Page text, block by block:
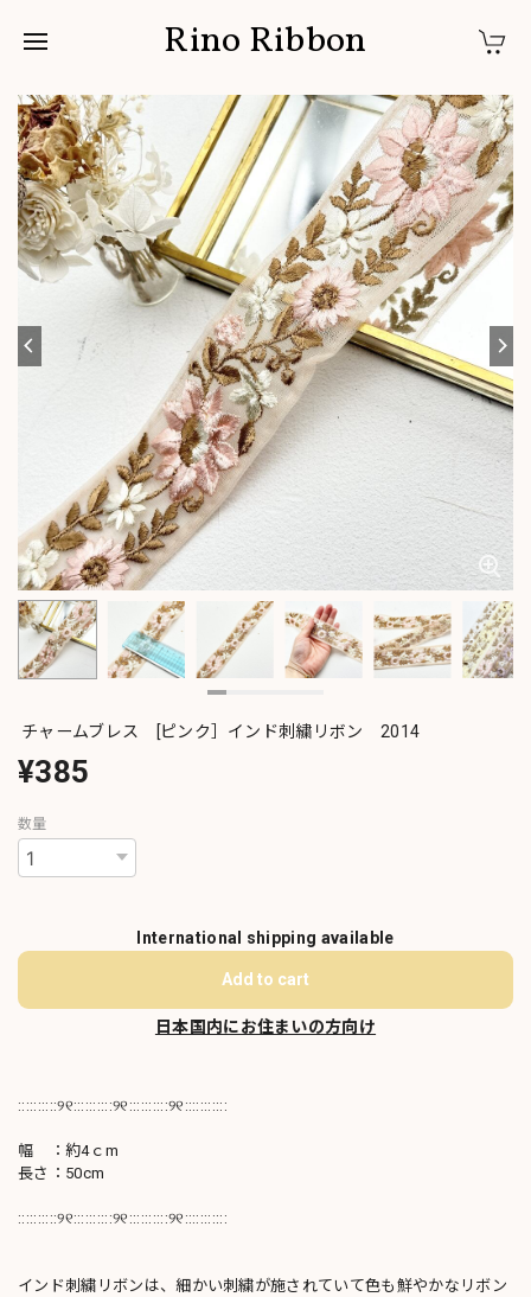
Rino Ribbon
チャームブレス [ピンク］インド刺繍リボン 2014
¥385
数量
International shipping available
Add to cart
日本国内にお住まいの方向け
::::::::::୨୧::::::::::୨୧::::::::::୨୧:::::::::::
幅 ：約4ｃm
長さ：50cm
::::::::::୨୧::::::::::୨୧::::::::::୨୧:::::::::::
インド刺繍リボンは、細かい刺繍が施されていて色も鮮やかなリボン